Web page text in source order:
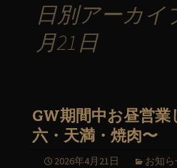
日別アーカイ
月21日
GW期間中お昼営
六・天満・焼肉〜
2026年4月21日 お知ら